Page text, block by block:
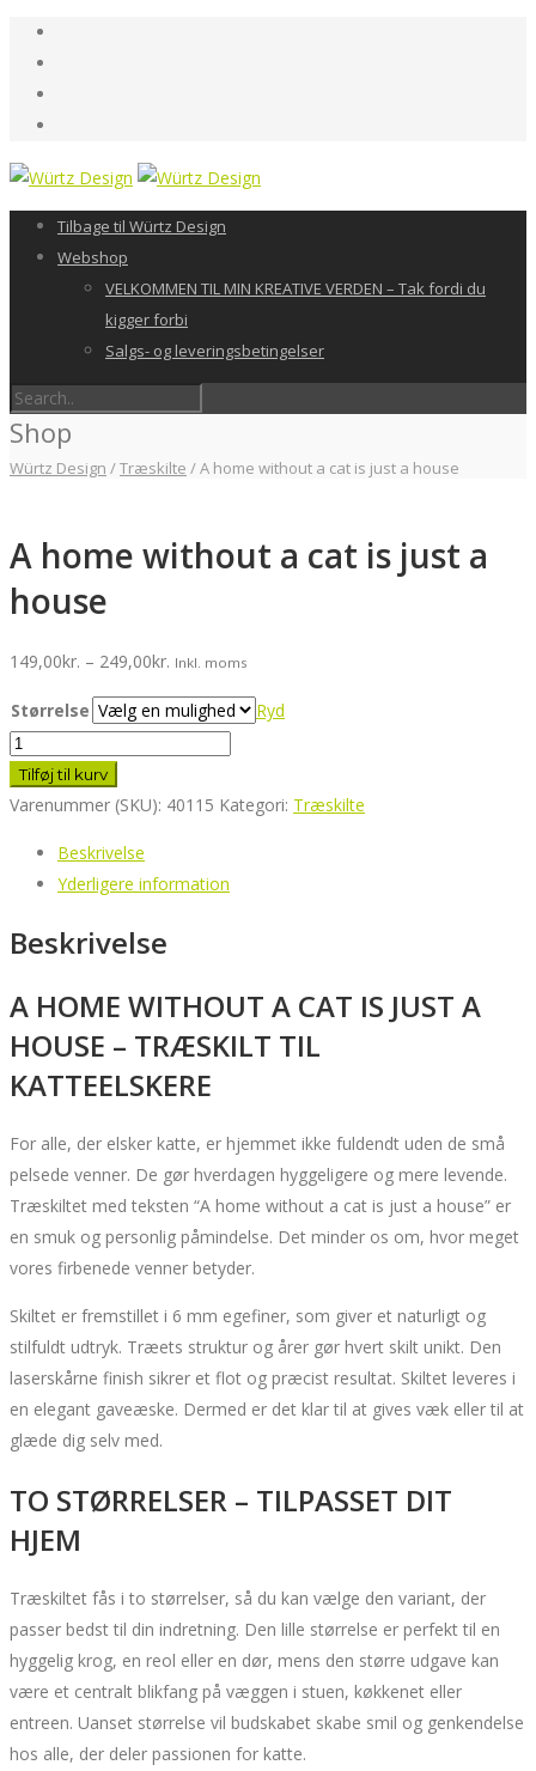
Tilbage til Würtz Design
Webshop
VELKOMMEN TIL MIN KREATIVE VERDEN – Tak fordi du
kigger forbi
Salgs- og leveringsbetingelser
Shop
Würtz Design /Træskilte /A home without a cat is just a house
A home without a cat is just a
house
149,00kr. – 249,00kr. Prisinterval:
til
249,00kr.
Inkl. moms
Størrelse
Ryd
A
home
without
a
antal
Tilføj til kurv
Varenummer (SKU): 40115 Kategori: Træskilte
Beskrivelse
Yderligere information
Beskrivelse
A HOME WITHOUT A CAT IS JUST A
HOUSE – TRÆSKILT TIL
KATTEELSKERE
For alle, der elsker katte, er hjemmet ikke fuldendt uden de små
pelsede venner. De gør hverdagen hyggeligere og mere levende.
Træskiltet med teksten “A home without a cat is just a house” er
en smuk og personlig påmindelse. Det minder os om, hvor meget
vores firbenede venner betyder.
Skiltet er fremstillet i 6 mm egefiner, som giver et naturligt og
stilfuldt udtryk. Træets struktur og årer gør hvert skilt unikt. Den
laserskårne finish sikrer et flot og præcist resultat. Skiltet leveres i
en elegant gaveæske. Dermed er det klar til at gives væk eller til at
glæde dig selv med.
TO STØRRELSER – TILPASSET DIT
HJEM
Træskiltet fås i to størrelser, så du kan vælge den variant, der
passer bedst til din indretning. Den lille størrelse er perfekt til en
hyggelig krog, en reol eller en dør, mens den større udgave kan
være et centralt blikfang på væggen i stuen, køkkenet eller
entreen. Uanset størrelse vil budskabet skabe smil og genkendelse
hos alle, der deler passionen for katte.